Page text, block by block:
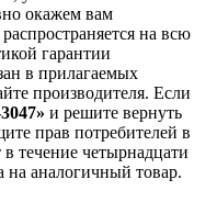
окажем вам
на всю
гарантии
в прилагаемых
производителя. Если
и решите вернуть
прав потребителей в
в течение четырнадцати
на аналогичный товар.